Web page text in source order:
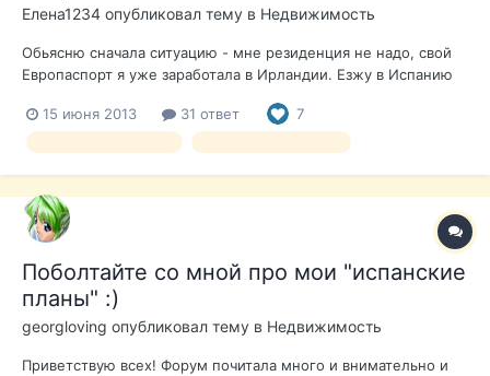
Елена1234 опубликовал тему в Недвижимость
Обьясню сначала ситуацию - мне резиденция не надо, свой
Европаспорт я уже заработала в Ирландии. Езжу в Испанию
Нравится. Есть - квартира в Киеве," мертвый груз" -
заниматься ей там некому. Возникла идея поменять ее на
15 июня 2013 31 ответ 7
Поболтайте со мной про мои "испанские
планы" :)
georgloving опубликовал тему в Недвижимость
Приветствую всех! Форум почитала много и внимательно и